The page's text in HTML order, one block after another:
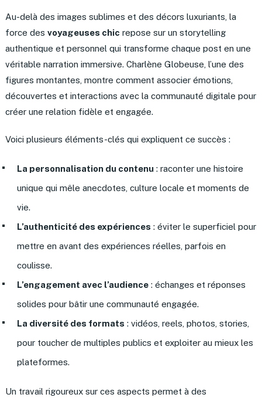
Au-delà des images sublimes et des décors luxuriants, la
force des voyageuses chic repose sur un storytelling
authentique et personnel qui transforme chaque post en une
véritable narration immersive. Charlène Globeuse, l’une des
figures montantes, montre comment associer émotions,
découvertes et interactions avec la communauté digitale pour
créer une relation fidèle et engagée.
Voici plusieurs éléments-clés qui expliquent ce succès :
La personnalisation du contenu: raconter une histoire
unique qui mêle anecdotes, culture locale et moments de
vie.
L’authenticité des expériences : éviter le superficiel pour
mettre en avant des expériences réelles, parfois en
coulisse.
L’engagement avec l’audience: échanges et réponses
solides pour bâtir une communauté engagée.
La diversité des formats : vidéos, reels, photos, stories,
pour toucher de multiples publics et exploiter au mieux les
plateformes.
Un travail rigoureux sur ces aspects permet à des